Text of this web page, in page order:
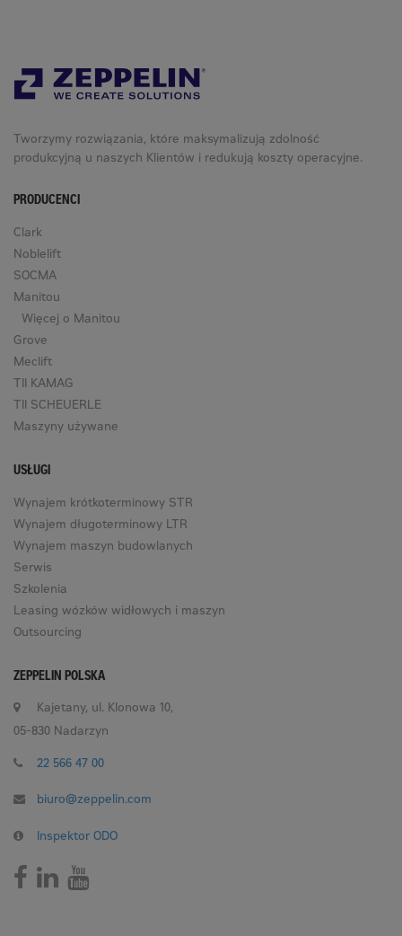
Tworzymy rozwiązania, które maksymalizują zdolność
produkcyjną u naszych Klientów i redukują koszty operacyjne.
PRODUCENCI
Clark
Noblelift
SOCMA
Manitou
Więcej o Manitou
Grove
Meclift
TII KAMAG
TII SCHEUERLE
Maszyny używane
USŁUGI
Wynajem krótkoterminowy STR
Wynajem długoterminowy LTR
Wynajem maszyn budowlanych
Serwis
Szkolenia
Leasing wózków widłowych i maszyn
Outsourcing
ZEPPELIN POLSKA
Kajetany, ul. Klonowa 10,
05-830 Nadarzyn
22 566 47 00
biuro@zeppelin.com
Inspektor ODO